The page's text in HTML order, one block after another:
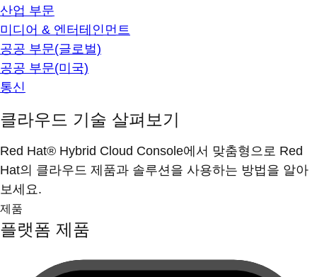
산업 부문
미디어 & 엔터테인먼트
공공 부문(글로벌)
공공 부문(미국)
통신
클라우드 기술 살펴보기
Red Hat® Hybrid Cloud Console에서 맞춤형으로 Red
Hat의 클라우드 제품과 솔루션을 사용하는 방법을 알아
보세요.
제품
플랫폼 제품